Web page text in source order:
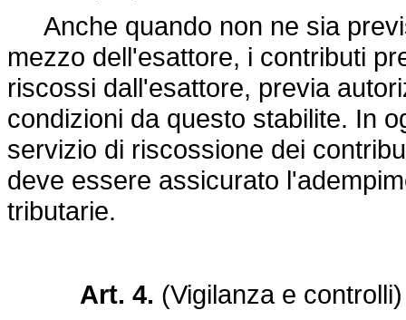
Anche quando non ne sia
mezzo dell'esattore, i contributi
riscossi dall'esattore, previa
condizioni da questo stabilite. In
servizio di riscossione dei
deve essere assicurato
tributarie.
Art. 4. (Vigilanza e controlli)